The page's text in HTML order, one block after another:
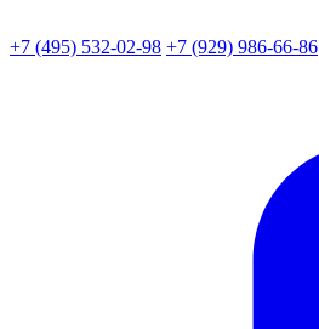
+7 (495) 532-02-98 +7 (929) 986-66-86